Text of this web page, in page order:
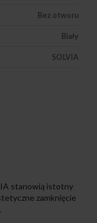
Bez otworu
Biały
SOLVIA
stanowią istotny
zamknięcie